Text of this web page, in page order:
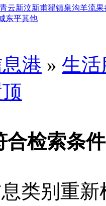
青云新汶新甫翟镇泉沟羊流果
东平其他
港 » 生活
合检索条
类别重